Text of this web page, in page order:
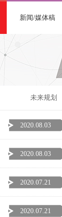
新闻/媒体稿
未来规划
2020.08.03
2020.08.03
2020.07.21
2020.07.21